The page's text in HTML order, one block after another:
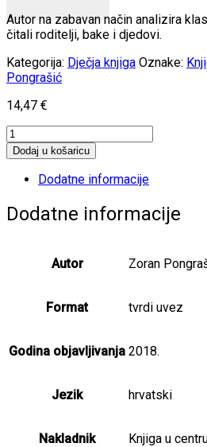
Autor na zabavan način analizira
čitali roditelji, bake i djedovi.
Kategorija: Dječja knjiga Oznake:
Pongrašić
14,47 €
Život
(ni)je
bajka
količina
Dodaj u košaricu
Dodatne informacije
Dodatne informacije
Autor Zoran
Format tvrdi uvez
Godina objavljivanja 2018.
Jezik hrvatski
Nakladnik Knjiga u